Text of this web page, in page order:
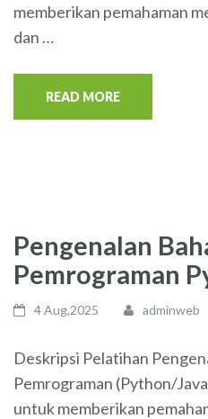
memberikan pemahaman
dan …
READ MORE
Pengenalan
Pemrograman
4 Aug,2025 adminweb
Deskripsi Pelatihan
Pemrograman (Python/
untuk memberikan